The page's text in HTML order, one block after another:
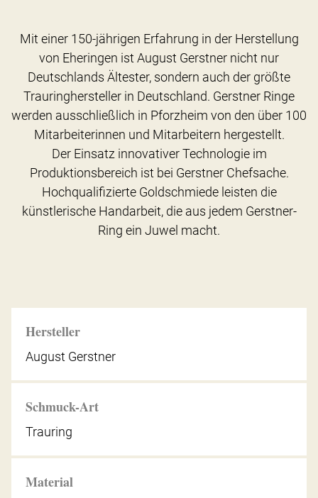
Hersteller
August Gerstner
Schmuck-Art
Trauring
Material
Mit einer 150-jährigen Erfahrung in der Herstellung
von Eheringen ist August Gerstner nicht nur
Deutschlands Ältester, sondern auch der größte
Trauringhersteller in Deutschland. Gerstner Ringe
werden ausschließlich in Pforzheim von den über 100
Mitarbeiterinnen und Mitarbeitern hergestellt.
Der Einsatz innovativer Technologie im
Produktionsbereich ist bei Gerstner Chefsache.
Hochqualifizierte Goldschmiede leisten die
künstlerische Handarbeit, die aus jedem Gerstner-
Ring ein Juwel macht.